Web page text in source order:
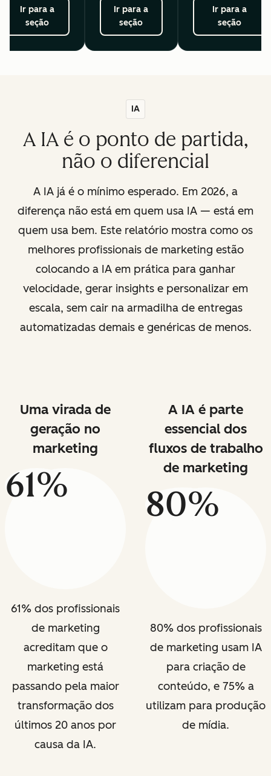
Ir para a
seção
Ir para a
seção
Ir para a
seção
IA
A IA é o ponto de partida,
não o diferencial
A IA já é o mínimo esperado. Em 2026, a
diferença não está em quem usa IA — está em
quem usa bem. Este relatório mostra como os
melhores profissionais de marketing estão
colocando a IA em prática para ganhar
velocidade, gerar insights e personalizar em
escala, sem cair na armadilha de entregas
automatizadas demais e genéricas de menos.
Uma virada de
geração no
marketing
61%
61% dos profissionais
de marketing
acreditam que o
marketing está
passando pela maior
transformação dos
últimos 20 anos por
causa da IA.
A IA é parte
essencial dos
fluxos de trabalho
de marketing
80%
80% dos profissionais
de marketing usam IA
para criação de
conteúdo, e 75% a
utilizam para produção
de mídia.